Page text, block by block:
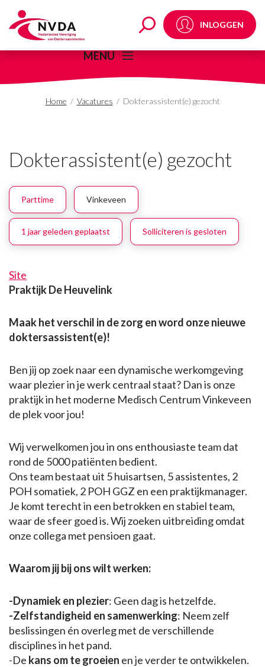
Dokterassistent(e)INLOGGEN
MENU
Home / Vacatures / Dokterassistent(e) gezocht
Dokterassistent(e) gezocht
Parttime Vinkeveen
1 jaar geleden geplaatst Solliciteren is gesloten
Site
Praktijk De Heuvelink
Maak het verschil in de zorg en word onze nieuwe
doktersassistent(e)!
Ben jij op zoek naar een dynamische werkomgeving
waar plezier in je werk centraal staat? Dan is onze
praktijk in het moderne Medisch Centrum Vinkeveen
de plek voor jou!
Wij verwelkomen jou in ons enthousiaste team dat
rond de 5000 patiënten bedient.
Ons team bestaat uit 5 huisartsen, 5 assistentes, 2
POH somatiek, 2 POH GGZ en een praktijkmanager.
Je komt terecht in een betrokken en stabiel team,
waar de sfeer goed is. Wij zoeken uitbreiding omdat
onze collega met pensioen gaat.
Waarom jij bij ons wilt werken:
-Dynamiek en plezier: Geen dag is hetzelfde.
-Zelfstandigheid en samenwerking: Neem zelf
beslissingen én overleg met de verschillende
disciplines in het pand.
-De kans om te groeien en je verder te ontwikkelen.